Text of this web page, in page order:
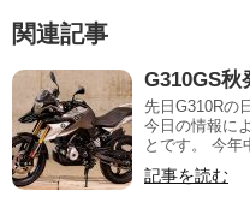
関連記事
G310GS秋
先日G310Rの
今日の情報に
とです。 今年
記事を読む